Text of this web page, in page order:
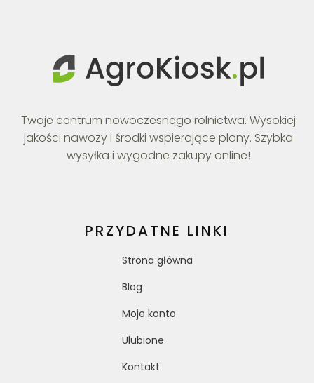
Twoje centrum nowoczesnego rolnictwa. Wysokiej
jakości nawozy i środki wspierające plony. Szybka
wysyłka i wygodne zakupy online!
PRZYDATNE LINKI
Strona główna
Blog
Moje konto
Ulubione
Kontakt